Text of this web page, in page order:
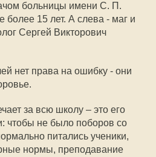
больницы имени С. П.
более 15 лет. А слева - маг и
Сергей Викторович
нет права на ошибку - они
за всю школу – это его
чтобы не было поборов со
питались ученики,
нормы, преподавание